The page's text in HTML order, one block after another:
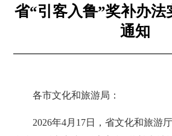
省“引客入鲁”奖补办法
通知
各市文化和旅游局：
2026年4月17日，省文化和旅游